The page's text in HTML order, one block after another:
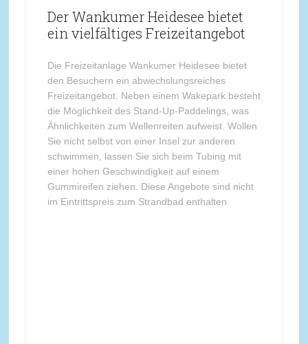
Der Wankumer Heidesee bietet
ein vielfältiges Freizeitangebot
Die Freizeitanlage Wankumer Heidesee bietet
den Besuchern ein abwechslungsreiches
Freizeitangebot. Neben einem Wakepark besteht
die Möglichkeit des Stand-Up-Paddelings, was
Ähnlichkeiten zum Wellenreiten aufweist. Wollen
Sie nicht selbst von einer Insel zur anderen
schwimmen, lassen Sie sich beim Tubing mit
einer hohen Geschwindigkeit auf einem
Gummireifen ziehen. Diese Angebote sind nicht
im Eintrittspreis zum Strandbad enthalten.